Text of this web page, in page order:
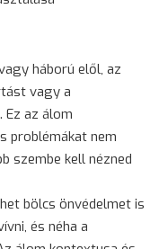
háború elől, az
vagy a
Ez az álom
problémákat nem
szembe kell nézned
bölcs önvédelmet is
és néha a